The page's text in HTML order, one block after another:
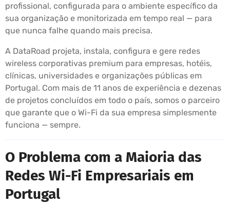
profissional, configurada para o ambiente específico da
sua organização e monitorizada em tempo real — para
que nunca falhe quando mais precisa.
A DataRoad projeta, instala, configura e gere redes
wireless corporativas premium para empresas, hotéis,
clínicas, universidades e organizações públicas em
Portugal. Com mais de 11 anos de experiência e dezenas
de projetos concluídos em todo o país, somos o parceiro
que garante que o Wi-Fi da sua empresa simplesmente
funciona — sempre.
O Problema com a Maioria das
Redes Wi-Fi Empresariais em
Portugal